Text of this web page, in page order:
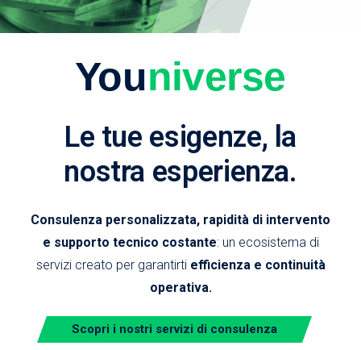
Youniverse
Le tue esigenze, la
nostra esperienza.
Consulenza personalizzata, rapidità di intervento
e supporto tecnico costante: un ecosistema di
servizi creato per garantirti efficienza e continuità
operativa.
Scopri i nostri servizi di consulenza